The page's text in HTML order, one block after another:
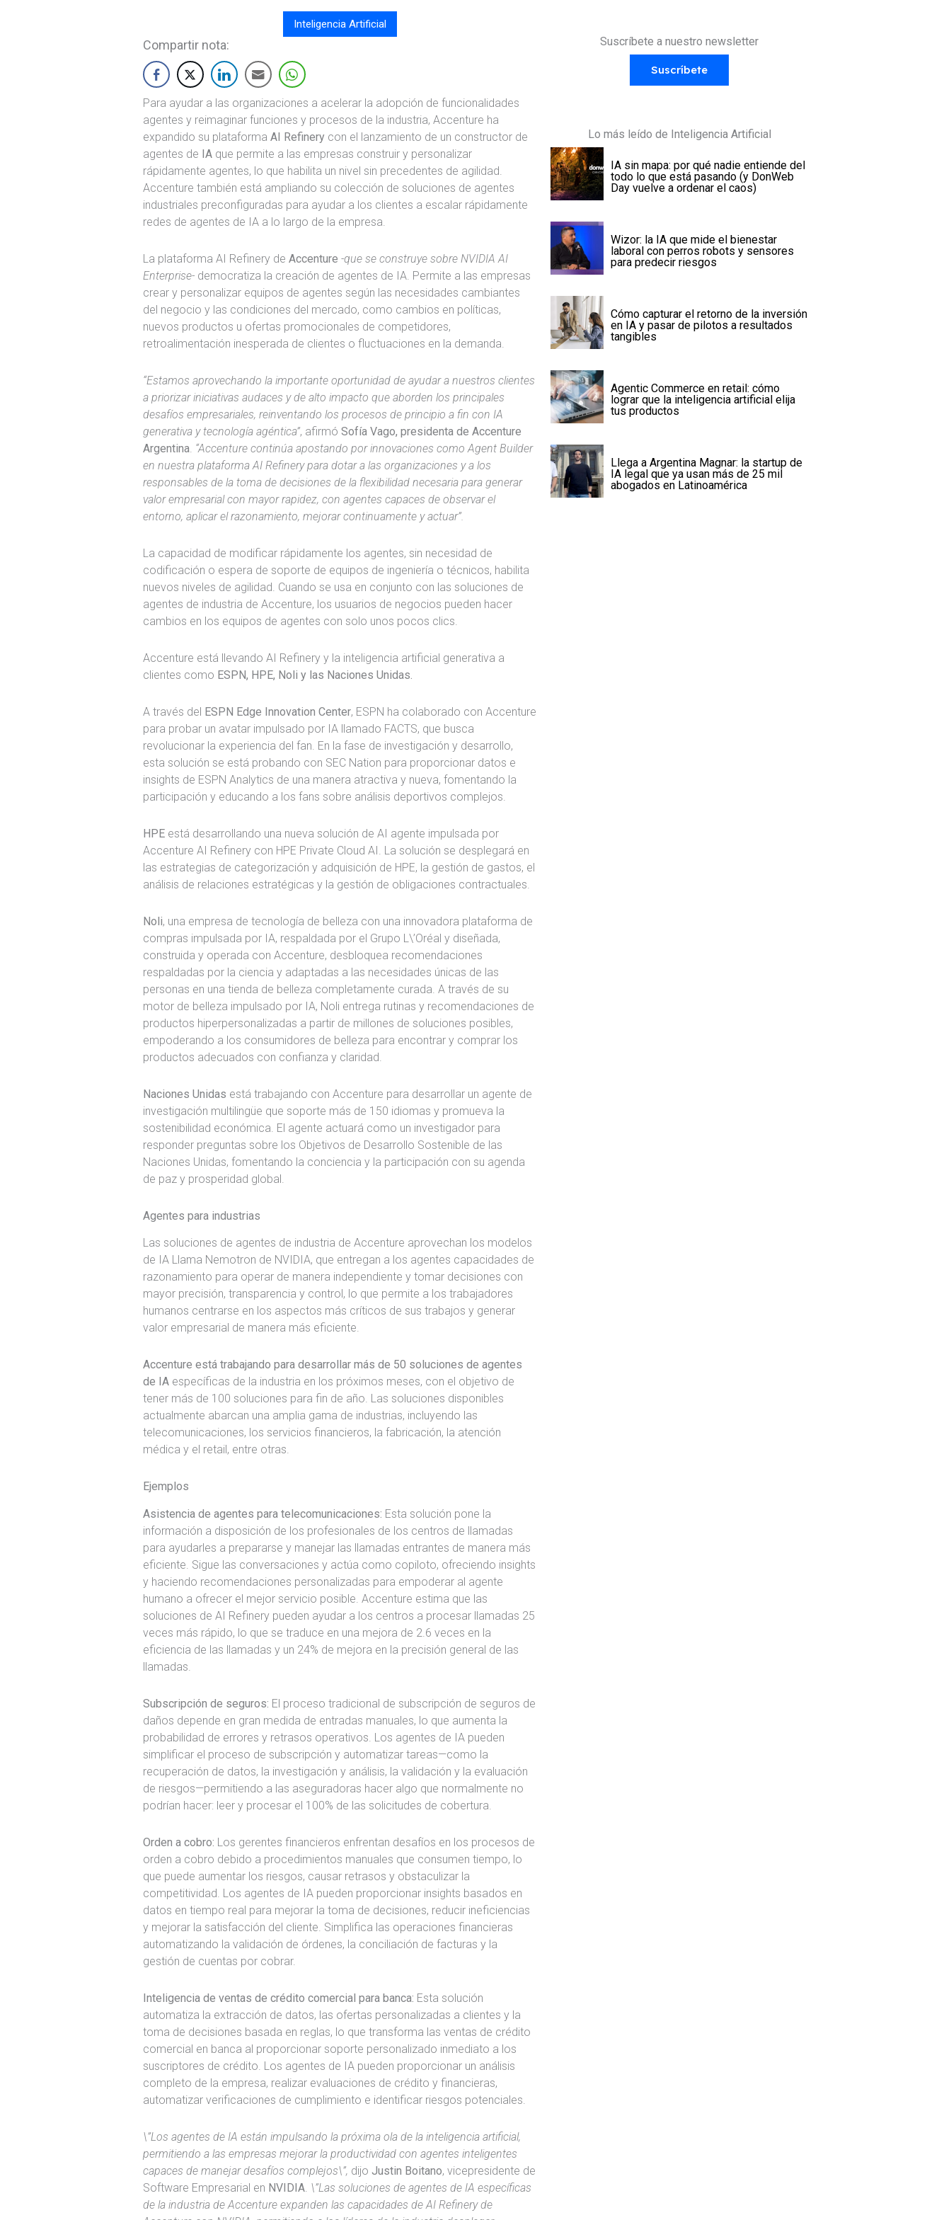
Inteligencia Artificial
Compartir nota:
Para ayudar a las organizaciones a acelerar la adopción de funcionalidades
agentes y reimaginar funciones y procesos de la industria, Accenture ha
expandido su plataforma AI Refinery con el lanzamiento de un constructor de
agentes de IA que permite a las empresas construir y personalizar
rápidamente agentes, lo que habilita un nivel sin precedentes de agilidad.
Accenture también está ampliando su colección de soluciones de agentes
industriales preconfiguradas para ayudar a los clientes a escalar rápidamente
redes de agentes de IA a lo largo de la empresa.
La plataforma AI Refinery de Accenture -que se construye sobre NVIDIA AI
Enterprise- democratiza la creación de agentes de IA. Permite a las empresas
crear y personalizar equipos de agentes según las necesidades cambiantes
del negocio y las condiciones del mercado, como cambios en políticas,
nuevos productos u ofertas promocionales de competidores,
retroalimentación inesperada de clientes o fluctuaciones en la demanda.
“Estamos aprovechando la importante oportunidad de ayudar a nuestros clientes
a priorizar iniciativas audaces y de alto impacto que aborden los principales
desafíos empresariales, reinventando los procesos de principio a fin con IA
generativa y tecnología agéntica”, afirmó Sofía Vago, presidenta de Accenture
Argentina “Accenture continúa apostando por innovaciones como Agent Builder
en nuestra plataforma AI Refinery para dotar a las organizaciones y a los
responsables de la toma de decisiones de la flexibilidad necesaria para generar
valor empresarial con mayor rapidez, con agentes capaces de observar el
entorno, aplicar el razonamiento, mejorar continuamente y actuar”.
La capacidad de modificar rápidamente los agentes, sin necesidad de
codificación o espera de soporte de equipos de ingeniería o técnicos, habilita
nuevos niveles de agilidad. Cuando se usa en conjunto con las soluciones de
agentes de industria de Accenture, los usuarios de negocios pueden hacer
cambios en los equipos de agentes con solo unos pocos clics.
Accenture está llevando AI Refinery y la inteligencia artificial generativa a
clientes como ESPN, HPE, Noli y las Naciones Unidas.
A través del ESPN Edge Innovation Center, ESPN ha colaborado con Accenture
para probar un avatar impulsado por IA llamado FACTS, que busca
revolucionar la experiencia del fan. En la fase de investigación y desarrollo,
esta solución se está probando con SEC Nation para proporcionar datos e
insights de ESPN Analytics de una manera atractiva y nueva, fomentando la
participación y educando a los fans sobre análisis deportivos complejos.
HPE está desarrollando una nueva solución de AI agente impulsada por
Accenture AI Refinery con HPE Private Cloud AI. La solución se desplegará en
las estrategias de categorización y adquisición de HPE, la gestión de gastos, el
análisis de relaciones estratégicas y la gestión de obligaciones contractuales.
Noli, una empresa de tecnología de belleza con una innovadora plataforma de
compras impulsada por IA, respaldada por el Grupo L\’Oréal y diseñada,
construida y operada con Accenture, desbloquea recomendaciones
respaldadas por la ciencia y adaptadas a las necesidades únicas de las
personas en una tienda de belleza completamente curada. A través de su
motor de belleza impulsado por IA, Noli entrega rutinas y recomendaciones de
productos hiperpersonalizadas a partir de millones de soluciones posibles,
empoderando a los consumidores de belleza para encontrar y comprar los
productos adecuados con confianza y claridad.
Naciones Unidas está trabajando con Accenture para desarrollar un agente de
investigación multilingüe que soporte más de 150 idiomas y promueva la
sostenibilidad económica. El agente actuará como un investigador para
responder preguntas sobre los Objetivos de Desarrollo Sostenible de las
Naciones Unidas, fomentando la conciencia y la participación con su agenda
de paz y prosperidad global.
Agentes para industrias
Las soluciones de agentes de industria de Accenture aprovechan los modelos
de IA Llama Nemotron de NVIDIA, que entregan a los agentes capacidades de
razonamiento para operar de manera independiente y tomar decisiones con
mayor precisión, transparencia y control, lo que permite a los trabajadores
humanos centrarse en los aspectos más críticos de sus trabajos y generar
valor empresarial de manera más eficiente.
Accenture está trabajando para desarrollar más de 50 soluciones de agentes
de IA específicas de la industria en los próximos meses, con el objetivo de
tener más de 100 soluciones para fin de año. Las soluciones disponibles
actualmente abarcan una amplia gama de industrias, incluyendo las
telecomunicaciones, los servicios financieros, la fabricación, la atención
médica y el retail, entre otras.
Ejemplos
Asistencia de agentes para telecomunicaciones: Esta solución pone la
información a disposición de los profesionales de los centros de llamadas
para ayudarles a prepararse y manejar las llamadas entrantes de manera más
eficiente. Sigue las conversaciones y actúa como copiloto, ofreciendo insights
y haciendo recomendaciones personalizadas para empoderar al agente
humano a ofrecer el mejor servicio posible. Accenture estima que las
soluciones de AI Refinery pueden ayudar a los centros a procesar llamadas 25
veces más rápido, lo que se traduce en una mejora de 2.6 veces en la
eficiencia de las llamadas y un 24% de mejora en la precisión general de las
llamadas.
Subscripción de seguros: El proceso tradicional de subscripción de seguros de
daños depende en gran medida de entradas manuales, lo que aumenta la
probabilidad de errores y retrasos operativos. Los agentes de IA pueden
simplificar el proceso de subscripción y automatizar tareas—como la
recuperación de datos, la investigación y análisis, la validación y la evaluación
de riesgos—permitiendo a las aseguradoras hacer algo que normalmente no
podrían hacer: leer y procesar el 100% de las solicitudes de cobertura.
Orden a cobro: Los gerentes financieros enfrentan desafíos en los procesos de
orden a cobro debido a procedimientos manuales que consumen tiempo, lo
que puede aumentar los riesgos, causar retrasos y obstaculizar la
competitividad. Los agentes de IA pueden proporcionar insights basados en
datos en tiempo real para mejorar la toma de decisiones, reducir ineficiencias
y mejorar la satisfacción del cliente. Simplifica las operaciones financieras
automatizando la validación de órdenes, la conciliación de facturas y la
gestión de cuentas por cobrar.
Inteligencia de ventas de crédito comercial para banca: Esta solución
automatiza la extracción de datos, las ofertas personalizadas a clientes y la
toma de decisiones basada en reglas, lo que transforma las ventas de crédito
comercial en banca al proporcionar soporte personalizado inmediato a los
suscriptores de crédito. Los agentes de IA pueden proporcionar un análisis
completo de la empresa, realizar evaluaciones de crédito y financieras,
automatizar verificaciones de cumplimiento e identificar riesgos potenciales.
\”Los agentes de IA están impulsando la próxima ola de la inteligencia artificial,
permitiendo a las empresas mejorar la productividad con agentes inteligentes
capaces de manejar desafíos complejos\”, dijo Justin Boitano, vicepresidente de
Software Empresarial en NVIDIA. \”Las soluciones de agentes de IA específicas
de la industria de Accenture expanden las capacidades de AI Refinery de
Suscríbete a nuestro newsletter
Suscríbete
Lo más leído de Inteligencia Artificial
IA sin mapa: por qué nadie entiende del
todo lo que está pasando (y DonWeb
Day vuelve a ordenar el caos)
Wizor: la IA que mide el bienestar
laboral con perros robots y sensores
para predecir riesgos
Cómo capturar el retorno de la inversión
en IA y pasar de pilotos a resultados
tangibles
Agentic Commerce en retail: cómo
lograr que la inteligencia artificial elija
tus productos
Llega a Argentina Magnar: la startup de
IA legal que ya usan más de 25 mil
abogados en Latinoamérica